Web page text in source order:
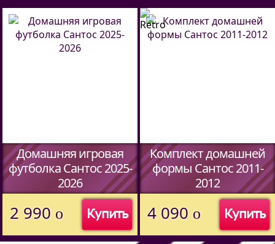
Домашняя игровая
футболка Сантос 2025-
2026
Купить
2 990 o
Комплект домашней
формы Сантос 2011-
2012
Купить
4 090 o